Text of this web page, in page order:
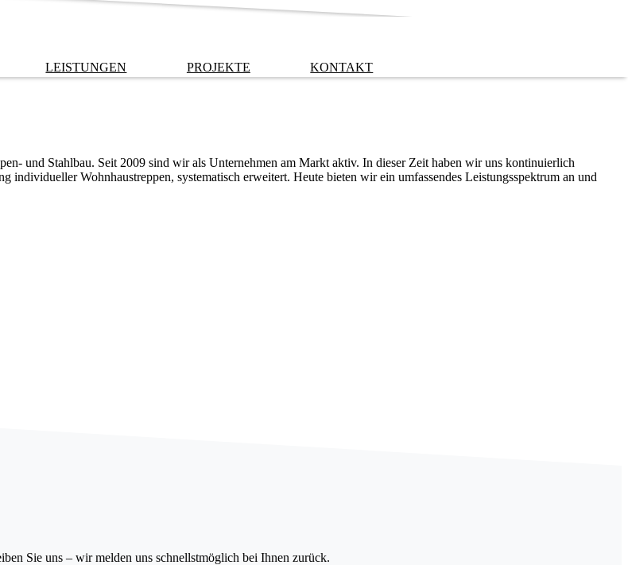
LEISTUNGEN PROJEKTE KONTAKT
und Stahlbau. Seit 2009 sind wir als Unternehmen am Markt aktiv. In dieser Zeit haben wir uns kontinuierlich
Wohnhaustreppen, systematisch erweitert. Heute bieten wir ein umfassendes Leistungsspektrum an und
Sie uns – wir melden uns schnellstmöglich bei Ihnen zurück.